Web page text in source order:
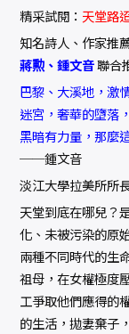
精采試閱： 天堂路
知名詩人、作家推
蔣勲、鍾文音聯合
巴黎、大溪地，激
迷宮，奢華的墮落
黑暗有力量，那麼
──鍾文音
淡江大學拉美所所
天堂到底在哪兒？
化、未被污染的原
兩種不同時代的生
祖母，在女權極度
工爭取他們應得的
的生活，拋妻棄子